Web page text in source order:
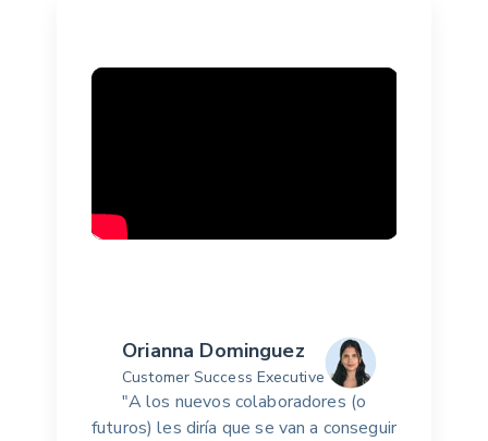
Orianna Dominguez
Customer Success Executive
"A los nuevos colaboradores (o
futuros) les diría que se van a conseguir